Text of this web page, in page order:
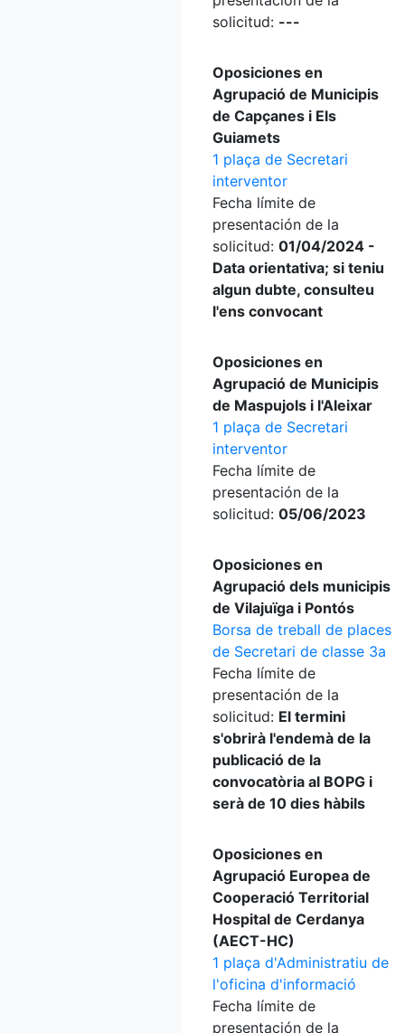
solicitud: ---
Oposiciones en
Agrupació de Municipis
de Capçanes i Els
Guiamets
1 plaça de Secretari
interventor
Fecha límite de
presentación de la
solicitud: 01/04/2024 -
Data orientativa; si teniu
algun dubte, consulteu
l'ens convocant
Oposiciones en
Agrupació de Municipis
de Maspujols i l'Aleixar
1 plaça de Secretari
interventor
Fecha límite de
presentación de la
solicitud: 05/06/2023
Oposiciones en
Agrupació dels municipis
de Vilajuïga i Pontós
Borsa de treball de places
de Secretari de classe 3a
Fecha límite de
presentación de la
solicitud: El termini
s'obrirà l'endemà de la
publicació de la
convocatòria al BOPG i
serà de 10 dies hàbils
Oposiciones en
Agrupació Europea de
Cooperació Territorial
Hospital de Cerdanya
(AECT-HC)
1 plaça d'Administratiu de
l'oficina d'informació
Fecha límite de
presentación de la